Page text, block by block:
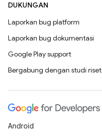
DUKUNGAN
Laporkan bug platform
Laporkan bug dokumentasi
Google Play support
Bergabung dengan studi riset
Android